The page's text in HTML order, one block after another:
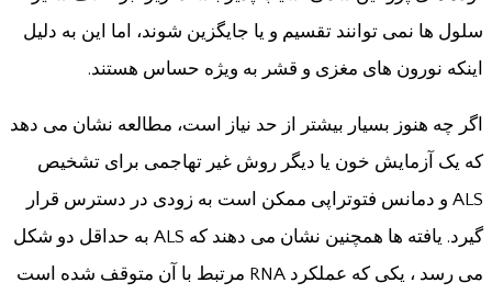
سلول ها نمی توانند تقسیم و یا جایگزین شوند، اما این به دلیل
اینکه نورون های مغزی و قشر به ویژه حساس هستند.
اگر چه هنوز بسیار بیشتر از حد نیاز است، مطالعه نشان می دهد
که یک آزمایش خون یا دیگر روش غیر تهاجمی برای تشخیص
ALS و دمانس فتوتراپی ممکن است به زودی در دسترس قرار
گیرد. یافته ها همچنین نشان می دهند که ALS به حداقل دو شکل
می رسد ، یکی که عملکرد RNA مرتبط با آن متوقف شده است